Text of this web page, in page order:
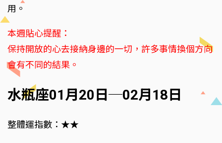
用。
本週貼心提醒：
保持開放的心去接納身邊的一切，許多事情換個方向
會有不同的結果。
水瓶座01月20日─02月18日
整體運指數：★★